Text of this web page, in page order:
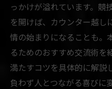
っかけが溢れています。競
を開けば、カウンター越し
情の始まりになることも。
るためのおすすめ交流術を
満たすコツを具体的に解説
負わず人とつながる喜びに